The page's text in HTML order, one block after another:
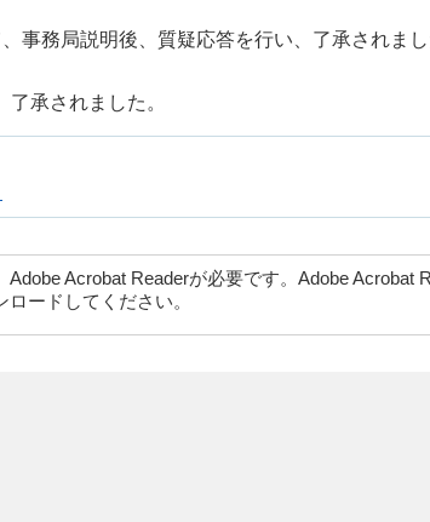
事務局説明後、質疑応答を行い、了承されまし
承されました。
Acrobat Readerが必要です。Adobe Acrobat
ードしてください。